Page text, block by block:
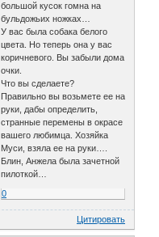
большой кусок гомна на
бульдожьих ножках…
У вас была собака белого
цвета. Но теперь она у вас
коричневого. Вы забыли дома
очки.
Что вы сделаете?
Правильно вы возьмете ее на
руки, дабы определить,
странные перемены в окрасе
вашего любимца. Хозяйка
Муси, взяла ее на руки….
Блин, Анжела была зачетной
пилоткой…
0
Цитировать